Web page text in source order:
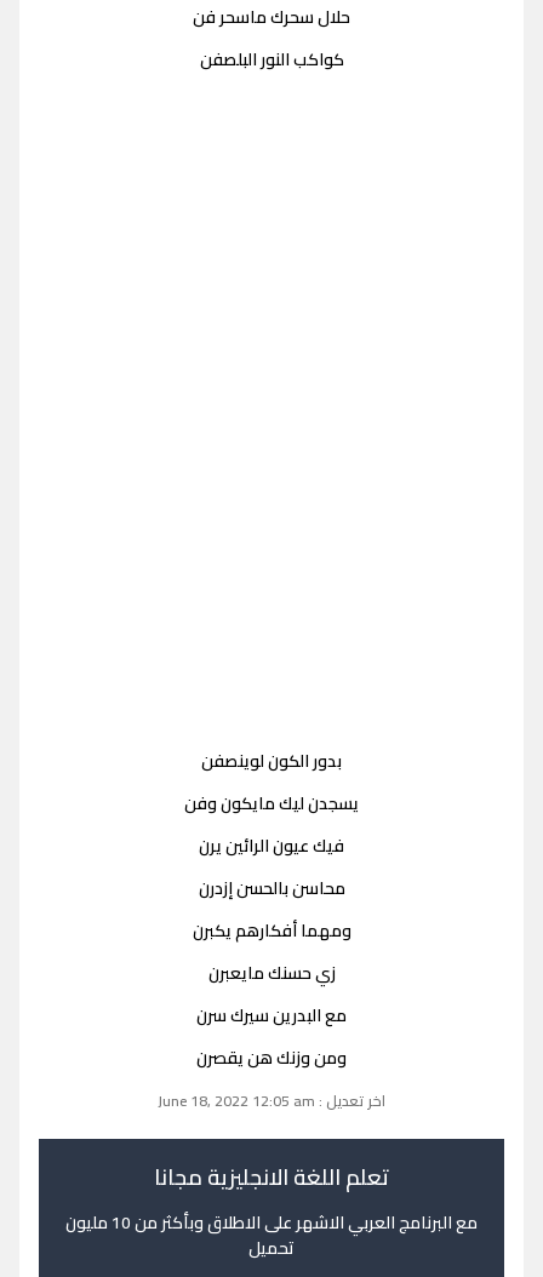
حلال سحرك ماسحر فن
كواكب النور البلصفن
بدور الكون لوينصفن
يسجدن ليك مايكون وفن
فيك عيون الرائين يرن
محاسن بالحسن إزدرن
ومهما أفكارهم يكبرن
زي حسنك مايعبرن
مع البدرين سيرك سرن
ومن وزنك هن يقصرن
اخر تعديل : June 18, 2022 12:05 am
تعلم اللغة الانجليزية مجانا
مع البرنامج العربي الاشهر على الاطلاق وبأكثر من 10 مليون
تحميل